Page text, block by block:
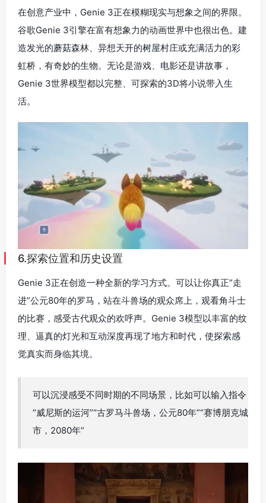
6.探索位置和历史设置
Genie 3正在创造一种全新的学习方式。可以让你真正”走
进”公元80年的罗马，站在斗兽场的观众席上，观看角斗士
的比赛，感受古代观众的欢呼声。Genie 3模型以丰富的纹
理、逼真的灯光和互动深度再现了地方和时代，使探索感
觉真实而身临其境。
可以沉浸感受不同时期的不同场景，比如可以输入指令
“威尼斯的运河”“古罗马斗兽场，公元80年”“赛博朋克城
实现的技术手段
在过去几年里，AI 的生成能力经历了惊人的飞跃：从最初
（MidJourney、Stable Diffusion），到